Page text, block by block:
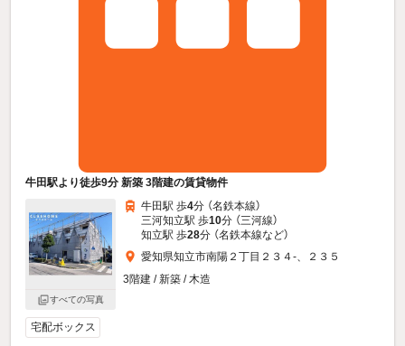
牛田駅より徒歩9分 新築 3階建の賃貸物件
すべての写真
牛田駅 歩4分 （名鉄本線）
三河知立駅 歩10分 （三河線）
知立駅 歩28分 （名鉄本線など）
愛知県知立市南陽２丁目２３４-、２３５
3階建 / 新築 / 木造
宅配ボックス